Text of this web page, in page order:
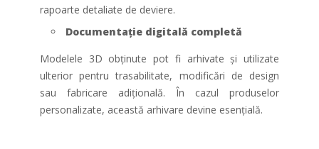
rapoarte detaliate de deviere.
Documentație digitală completă
Modelele 3D obținute pot fi arhivate și utilizate
ulterior pentru trasabilitate, modificări de design
sau fabricare adițională. În cazul produselor
personalizate, această arhivare devine esențială.